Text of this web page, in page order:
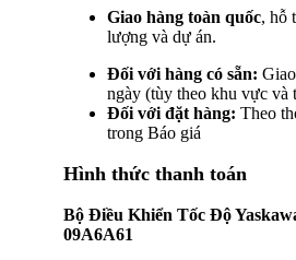
Giao hàng toàn quốc, hỗ
lượng và dự án.
Đối với hàng có sẵn:
ngày (tùy theo khu vực và
Đối với đặt hàng: Theo
trong Báo giá
Hình thức thanh toán
Bộ Điều Khiển Tốc Độ
09A6A61